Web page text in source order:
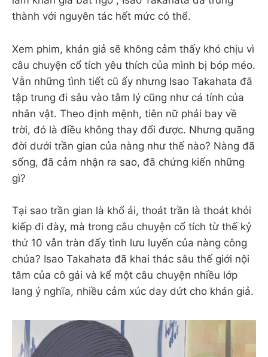
thành với nguyên tác hết mức có thể.
Xem phim, khán giả sẽ không cảm thấy khó chịu vì
câu chuyện cổ tích yêu thích của mình bị bóp méo.
Vẫn những tình tiết cũ ấy nhưng Isao Takahata đã
tập trung đi sâu vào tâm lý cũng như cá tính của
nhân vật. Theo định mệnh, tiên nữ phải bay về
trời, đó là điều không thay đổi được. Nhưng quãng
đời dưới trần gian của nàng như thế nào? Nàng đã
sống, đã cảm nhận ra sao, đã chứng kiến những
gì?
Tại sao trần gian là khổ ải, thoát trần là thoát khỏi
kiếp đi đày, mà trong câu chuyện cổ tích từ thế kỷ
thứ 10 vẫn tràn đấy tình lưu luyến của nàng công
chúa? Isao Takahata đã khai thác sâu thế giới nội
tâm của cô gái và kể một câu chuyện nhiều lớp
lang ý nghĩa, nhiều cảm xúc day dứt cho khán giả.